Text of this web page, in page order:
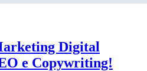
Digital
e Copywriting!